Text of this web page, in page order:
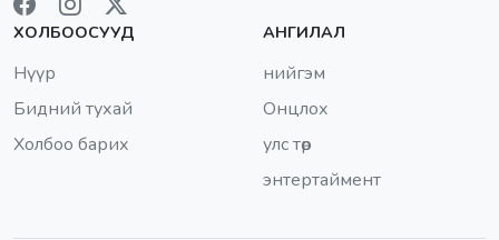
ХОЛБООСУУД
Нүүр
Бидний тухай
Холбоо барих
АНГИЛАЛ
нийгэм
Онцлох
улс төр
энтертаймент